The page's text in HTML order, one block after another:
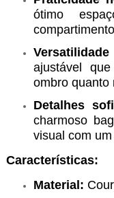
ótimo
ajustável
ombro quanto
Detalhes
charmoso
visual com
Características:
Material: